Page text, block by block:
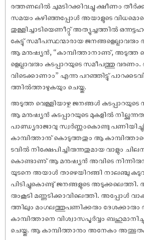
രത്തണലിൽ ചുമടിറക്കിവച്ചു ക്ഷീണം
സമയം കഴിഞ്ഞപ്പോൾ അയാളുടെ
തുള്ളിച്ചാടിയെണീറ്റു് അത്യുച്ചത്തിൽ
കേട്ടു് സമീപസ്ഥന്മാരായ
ആ മനു‌ഷ്യൻ, “കാമ്പിത്താനാണു്, അടുത്ത
ളെല്ലാവരും കുടപ്പാറയുടെ സമീപത്തു
വിടെക്കാണാം” എന്നു പറഞ്ഞിട്ടു്
ത്തിൽത്താഴുകയും ചെയ്തു.
അടുത്ത വെള്ളിയാഴ്ച ജനങ്ങൾ
ആ മനു‌ഷ്യൻ കുടപ്പാറയുടെ മുകളിൽ
പാണ്ഡ്യരാജാവു സ്വർണ്ണംകൊണ്ടു
കാമ്പിത്താനു് കൊടുത്തതും ആ
ടവിൽ നിക്ഷേപിച്ചിരുന്നതുമായ വാളും
കൊണ്ടാണു് ആ മനു‌ഷ്യൻ അവിടെ
യുടനെ അയാൾ താഴെയിറങ്ങി നാലഞ്ചു
പിടിച്ചുകൊണ്ടു് ജനങ്ങളുടെ അടുക്കലെത്തി.
രുംകൂടി മണ്ണടിക്കാവിലെത്തി. അപ്പോൾ
ത്തിലും മംഗലത്തുപണിക്കരും
കാമ്പിത്താനെ വിശ്വാസപൂർവ്വം
ചെയ്തു. ആ കാമ്പിത്താനും അനേകം